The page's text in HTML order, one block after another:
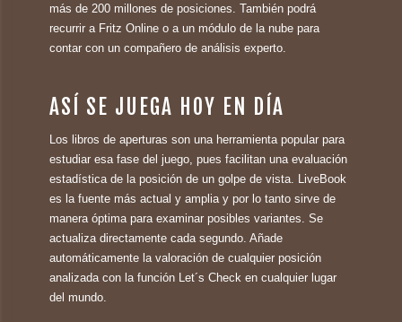
más de 200 millones de posiciones. También podrá
recurrir a Fritz Online o a un módulo de la nube para
contar con un compañero de análisis experto.
ASÍ SE JUEGA HOY EN DÍA
Los libros de aperturas son una herramienta popular para
estudiar esa fase del juego, pues facilitan una evaluación
estadística de la posición de un golpe de vista. LiveBook
es la fuente más actual y amplia y por lo tanto sirve de
manera óptima para examinar posibles variantes. Se
actualiza directamente cada segundo. Añade
automáticamente la valoración de cualquier posición
analizada con la función Let´s Check en cualquier lugar
del mundo.